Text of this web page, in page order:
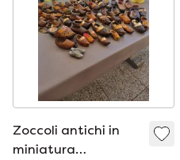
Zoccoli antichi in
miniatura